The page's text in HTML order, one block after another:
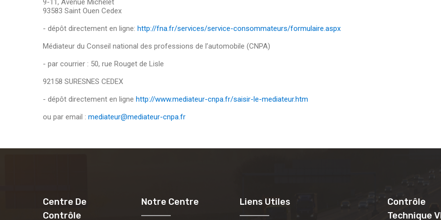
9-11, Avenue Michelet
93583 Saint Ouen Cedex
- dépôt directement en ligne: http://fna.fr/services/service-consommateurs/formulaire.aspx
Médiateur du Conseil national des professions de l’automobile (CNPA)
- par courrier : 50, rue Rouget de Lisle
92158 SURESNES CEDEX
- dépôt directement en ligne http://www.mediateur-cnpa.fr/saisir-le-mediateur.htm
ou par email : mediateur@mediateur-cnpa.fr
Centre De
Contrôle
Notre Centre Liens Utiles
Contrôle
Technique